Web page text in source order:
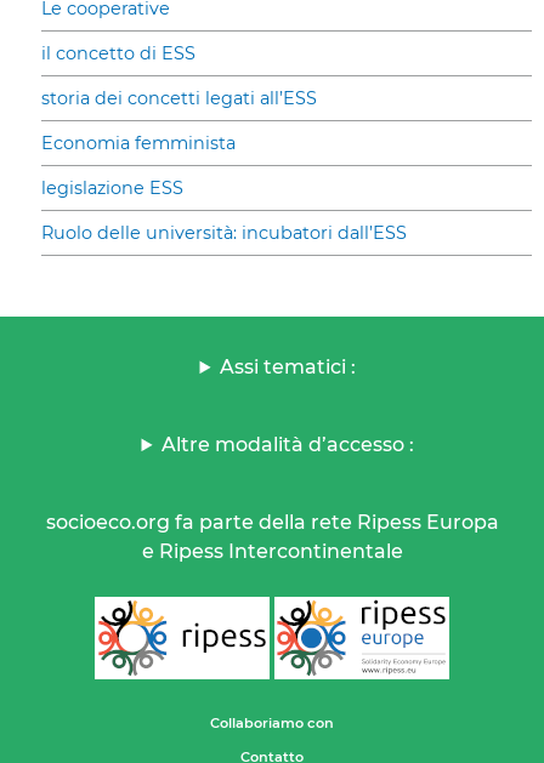
Le cooperative
il concetto di ESS
storia dei concetti legati all’ESS
Economia femminista
legislazione ESS
Ruolo delle università: incubatori dall’ESS
Assi tematici :
Altre modalità d’accesso :
socioeco.org fa parte della rete Ripess Europa
e Ripess Intercontinentale
Collaboriamo con
Contatto